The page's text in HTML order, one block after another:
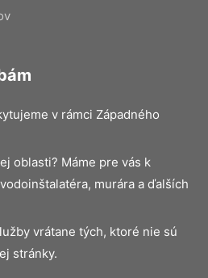
v rámci Západného
oblasti? Máme pre vás k
murára a ďalších
vrátane tých, ktoré nie sú
stránky.